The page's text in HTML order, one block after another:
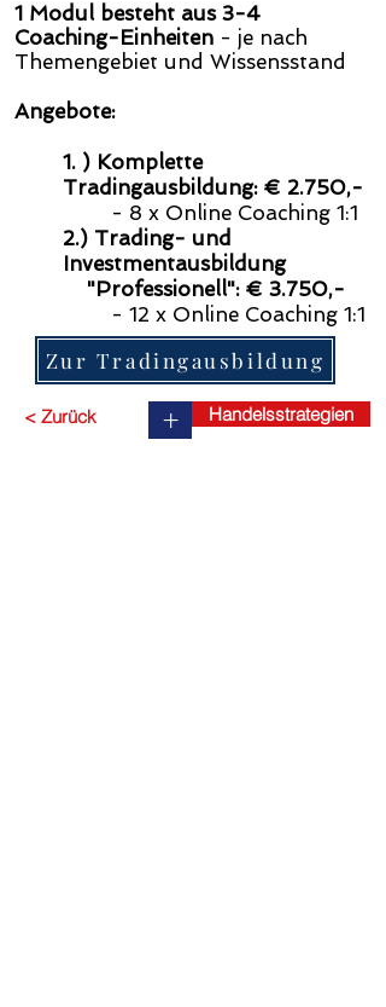
1 Modul besteht aus 3-4
Coaching-Einheiten - je nach
Themengebiet und Wissensstand
Angebote:
​​​1. ) Komplette
Tradingausbildung: € 2.750,-
- 8 x Online Coaching 1:1​
2.) T​rading- und
Investmentausbildung
"Professionell": € 3.750,-
- 12 x Online Coaching 1:1
Zur Tradingausbildung
< Zurück + Handelsstrategien